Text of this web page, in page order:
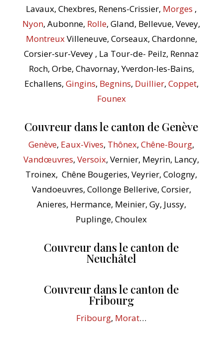
Lavaux, Chexbres, Renens-Crissier, Morges ,
Nyon, Aubonne, Rolle, Gland, Bellevue, Vevey,
MontreuxVilleneuve, Corseaux, Chardonne,
Corsier-sur-Vevey , La Tour-de- Peilz, Rennaz
Roch, Orbe, Chavornay, Yverdon-les-Bains,
Echallens, Gingins, Begnins, Duillier, Coppet,
Founex
Couvreur dans le canton de Genève
Genève, Eaux-Vives, Thônex,Chêne-Bourg,
Vandœuvres,Versoix, Vernier, Meyrin, Lancy,
Troinex, Chêne Bougeries, Veyrier, Cologny,
Vandoeuvres, Collonge Bellerive, Corsier,
Anieres, Hermance, Meinier, Gy, Jussy,
Puplinge, Choulex
Couvreur dans le canton de
Neuchâtel
Couvreur dans le canton de
Fribourg
Fribourg, Morat…